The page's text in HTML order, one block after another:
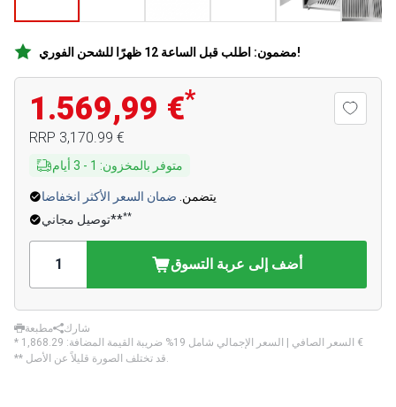
مضمون: اطلب قبل الساعة 12 ظهرًا للشحن الفوري!
1.569,99 €*
RRP ‏3,170.99 €
متوفر بالمخزون:
1
-
3 أيام
يتضمن. ضمان السعر الأكثر انخفاضا
توصيل مجاني****
أضف إلى عربة التسوق
مطبعة
شارك
* السعر الصافي | السعر الإجمالي شامل 19% ضريبة القيمة المضافة: ‏1,868.29 €
** قد تختلف الصورة قليلاً عن الأصل.